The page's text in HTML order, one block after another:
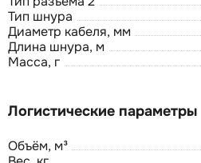
Тип шнура
Диаметр кабеля, мм
Длина шнура, м
Масса, г
Логистические параметры
Объём, м³